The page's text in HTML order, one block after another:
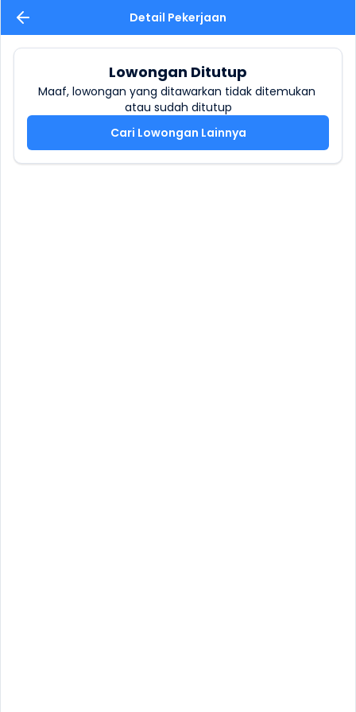
Detail Pekerjaan
Lowongan Ditutup
Maaf, lowongan yang ditawarkan tidak ditemukan
atau sudah ditutup
Cari Lowongan Lainnya